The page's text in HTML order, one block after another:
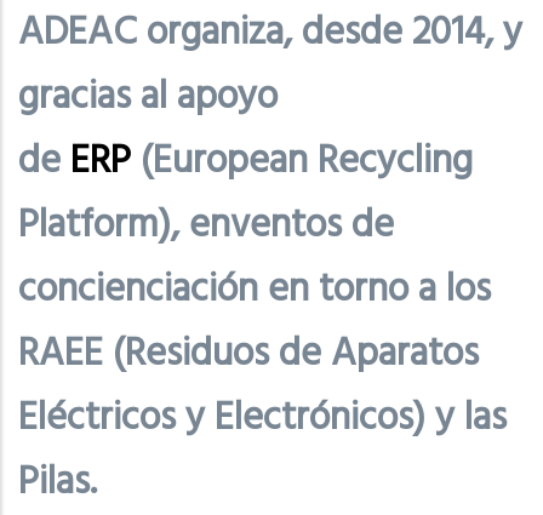
ADEAC organiza, desde 2014, y
gracias al apoyo
deERP(European Recycling
Platform), enventos de
concienciación en torno a los
RAEE (Residuos de Aparatos
Eléctricos y Electrónicos) y las
Pilas.